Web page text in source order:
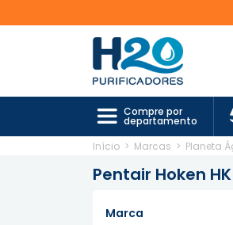
Compre por
departamento
Início > Marcas > Planeta
Pentair Hoken
Marca